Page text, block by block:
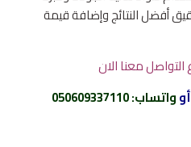
أفضل النتائج وإضافة قيمة
التواصل معنا الان
أوواتساب:
050609337110